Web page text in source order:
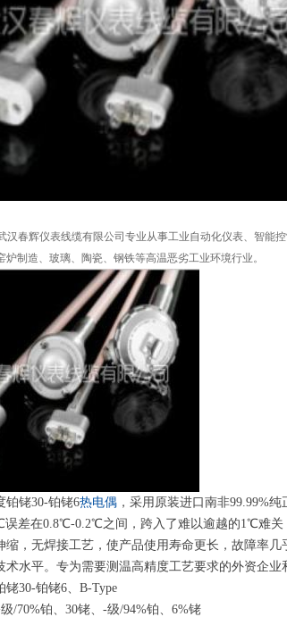
汉春辉仪表线缆有限公司专业从事工业自动化仪表、智能
炉制造、玻璃、陶瓷、钢铁等高温恶劣工业环境行业。
铂铑30-铂铑6热电偶 ，采用原装进口南非99.99%纯
误差在0.8℃-0.2℃之间，跨入了难以逾越的1℃难关
缩，无焊接工艺，使产品使用寿命更长，故障率
术水平。专为需要测温高精度工艺要求的外资企业
铑30-铂铑6、 B-Type
级/70%铂、 30铑、 -级/94%铂、 6%铑